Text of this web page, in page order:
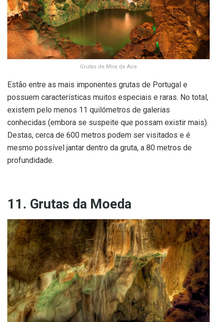
Grutas de Mira de Aire
Estão entre as mais imponentes grutas de Portugal e
possuem características muitos especiais e raras. No total,
existem pelo menos 11 quilómetros de galerias
conhecidas (embora se suspeite que possam existir mais).
Destas, cerca de 600 metros podem ser visitados e é
mesmo possível jantar dentro da gruta, a 80 metros de
profundidade.
11. Grutas da Moeda